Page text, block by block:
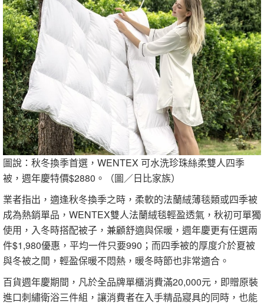
圖說：秋冬換季首選，WENTEX 可水洗珍珠絲柔雙人四季
被，週年慶特價$2880。（圖／日比家族）
業者指出，適逢秋冬換季之時，柔軟的法蘭絨薄毯類或四季被
成為熱銷單品，WENTEX雙人法蘭絨毯輕盈透氣，秋初可單獨
使用，入冬時搭配被子，兼顧舒適與保暖，週年慶更有任選兩
件$1,980優惠，平均一件只要990；而四季被的厚度介於夏被
與冬被之間，輕盈保暖不悶熱，暖冬時節也非常適合。
百貨週年慶期間，凡於全品牌單櫃消費滿20,000元，即贈原裝
進口刺繡衛浴三件組，讓消費者在入手精品寢具的同時，也能